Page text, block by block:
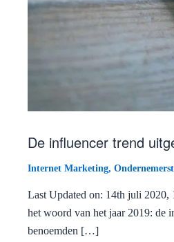
De influencer trend
Internet Marketing,
Last Updated on: 14th juli 2020,
het woord van het jaar 2019: de
benoemden […]